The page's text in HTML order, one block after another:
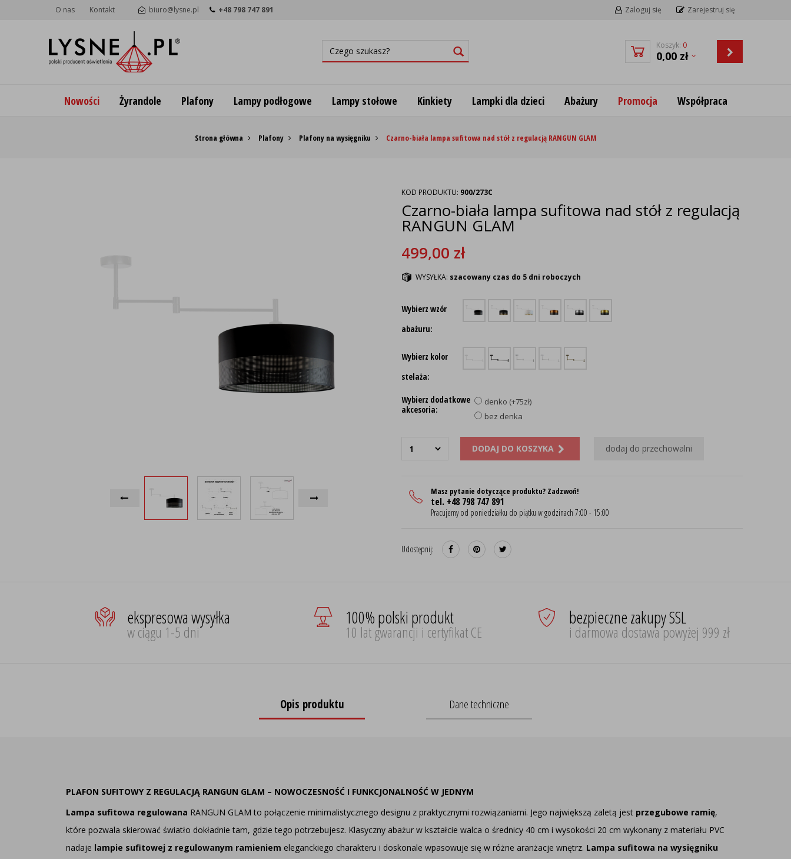
O nas Kontakt biuro@lysne.pl +48 798 747 891 Zaloguj się Zarejestruj się
Koszyk: 0
0,00 zł
Nowości Żyrandole Plafony Lampy podłogowe Lampy stołowe Kinkiety Lampki dla dzieci Abażury Promocja Współpraca
Strona główna Plafony Plafony na wysięgniku Czarno-biała lampa sufitowa nad stół z regulacją RANGUN GLAM
KOD PRODUKTU: 900/273C
Czarno-biała lampa sufitowa nad stół z regulacją
RANGUN GLAM
499,00 zł
WYSYŁKA: szacowany czas do 5 dni roboczych
Wybierz wzór
abażuru:
Wybierz kolor
stelaża:
Wybierz dodatkowe
akcesoria:
denko (+75zł)
bez denka
DODAJ DO KOSZYKA dodaj do przechowalni
Masz pytanie dotyczące produktu? Zadzwoń!
tel. +48 798 747 891
Pracujemy od poniedziałku do piątku w godzinach 7:00 - 15:00
Udostępnij:
ekspresowa wysyłka
w ciągu 1-5 dni
100% polski produkt
10 lat gwarancji i certyfikat CE
bezpieczne zakupy SSL
i darmowa dostawa powyżej 999 zł
Opis produktu Dane techniczne
PLAFON SUFITOWY Z REGULACJĄ RANGUN GLAM – NOWOCZESNOŚĆ I FUNKCJONALNOŚĆ W JEDNYM
Lampa sufitowa regulowana RANGUN GLAM to połączenie minimalistycznego designu z praktycznymi rozwiązaniami. Jego największą zaletą jest przegubowe ramię,
które pozwala skierować światło dokładnie tam, gdzie tego potrzebujesz. Klasyczny abażur w kształcie walca o średnicy 40 cm i wysokości 20 cm wykonany z materiału PVC
nadaje lampie sufitowej z regulowanym ramieniem eleganckiego charakteru i doskonale wpasowuje się w różne aranżacje wnętrz. Lampa sufitowa na wysięgniku